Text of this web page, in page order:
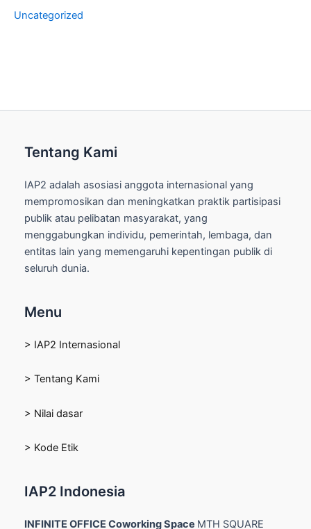
Uncategorized
Tentang Kami
IAP2 adalah asosiasi anggota internasional yang
mempromosikan dan meningkatkan praktik partisipasi
publik atau pelibatan masyarakat, yang
menggabungkan individu, pemerintah, lembaga, dan
entitas lain yang memengaruhi kepentingan publik di
seluruh dunia.
Menu
> IAP2 Internasional
> Tentang Kami
> Nilai dasar
> Kode Etik
IAP2 Indonesia
INFINITE OFFICE Coworking Space MTH SQUARE